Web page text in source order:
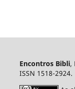
Encontros Bibli,
ISSN 1518-2924.